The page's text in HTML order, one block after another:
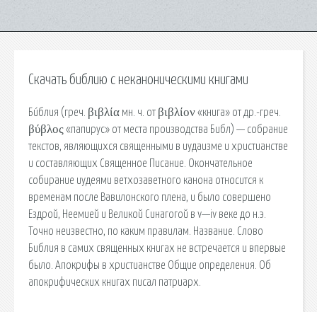
Скачать библию с неканоническими книгами
Би́блия (греч. βιβλία мн. ч. от βιβλίον «книга» от др.-греч.
βύβλος «папирус» от места производства Библ) — собрание
текстов, являющихся священными в иудаизме и христианстве
и составляющих Священное Писание. Окончательное
собирание иудеями ветхозаветного канона относится к
временам после Вавилонского плена, и было совершено
Ездрой, Неемией и Великой Синагогой в v—iv веке до н.э.
Точно неизвестно, по каким правилам. Название. Слово
Библия в самих священных книгах не встречается и впервые
было. Апокрифы в христианстве Общие определения. Об
апокрифических книгах писал патриарх.